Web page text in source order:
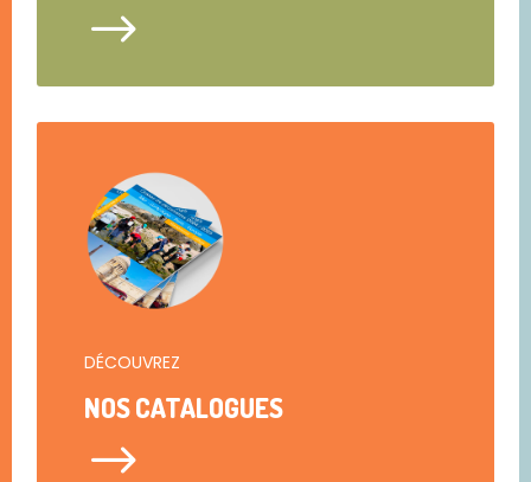
$
DÉCOUVREZ
NOS CATALOGUES
$